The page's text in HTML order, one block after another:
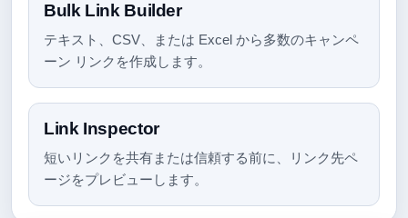
Bulk Link Builder
テキスト、CSV、または Excel から多数のキャンペ
ーン リンクを作成します。
Link Inspector
短いリンクを共有または信頼する前に、リンク先ペ
ージをプレビューします。